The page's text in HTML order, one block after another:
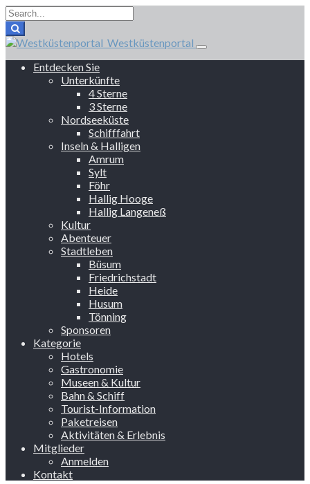
Westküstenportal
Entdecken Sie
Unterkünfte
4 Sterne
3 Sterne
Nordseeküste
Schifffahrt
Inseln & Halligen
Amrum
Sylt
Föhr
Hallig Hooge
Hallig Langeneß
Kultur
Abenteuer
Stadtleben
Büsum
Friedrichstadt
Heide
Husum
Tönning
Sponsoren
Kategorie
Hotels
Gastronomie
Museen & Kultur
Bahn & Schiff
Tourist-Information
Paketreisen
Aktivitäten & Erlebnis
Mitglieder
Anmelden
Kontakt